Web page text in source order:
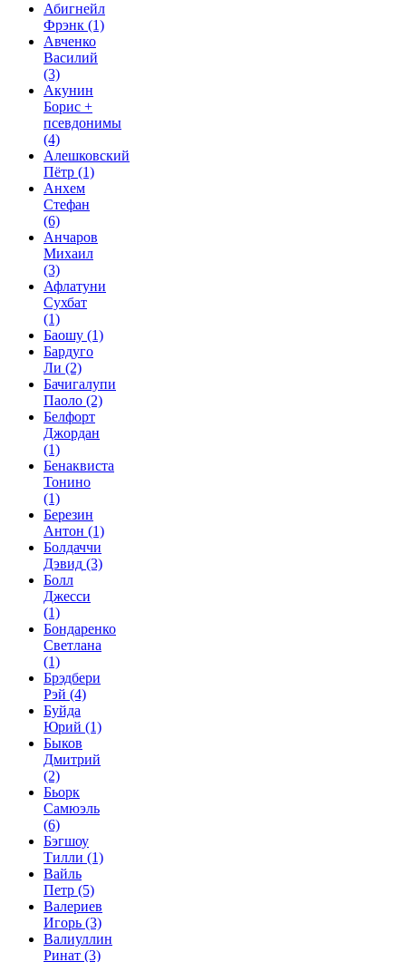
Абигнейл
Фрэнк (1)
Авченко
Василий
(3)
Акунин
Борис +
псевдонимы
(4)
Алешковский
Пётр (1)
Анхем
Стефан
(6)
Анчаров
Михаил
(3)
Афлатуни
Сухбат
(1)
Баошу (1)
Бардуго
Ли (2)
Бачигалупи
Паоло (2)
Белфорт
Джордан
(1)
Бенаквиста
Тонино
(1)
Березин
Антон (1)
Болдаччи
Дэвид (3)
Болл
Джесси
(1)
Бондаренко
Светлана
(1)
Брэдбери
Рэй (4)
Буйда
Юрий (1)
Быков
Дмитрий
(2)
Бьорк
Самюэль
(6)
Бэгшоу
Тилли (1)
Вайль
Петр (5)
Валериев
Игорь (3)
Валиуллин
Ринат (3)